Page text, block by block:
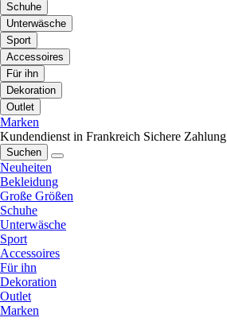
Schuhe
Unterwäsche
Sport
Accessoires
Für ihn
Dekoration
Outlet
Marken
Kundendienst in Frankreich Sichere Zahlung
Suchen
Neuheiten
Bekleidung
Große Größen
Schuhe
Unterwäsche
Sport
Accessoires
Für ihn
Dekoration
Outlet
Marken